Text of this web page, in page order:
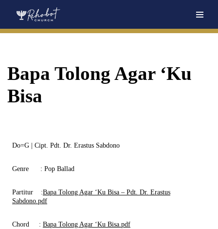
Bapa Tolong Agar ‘Ku
Bisa
Do=G | Cipt. Pdt. Dr. Erastus Sabdono
Genre : Pop Ballad
Partitur :Bapa Tolong Agar ‘Ku Bisa – Pdt. Dr. Erastus
Sabdono.pdf
Chord : Bapa Tolong Agar ‘Ku Bisa.pdf